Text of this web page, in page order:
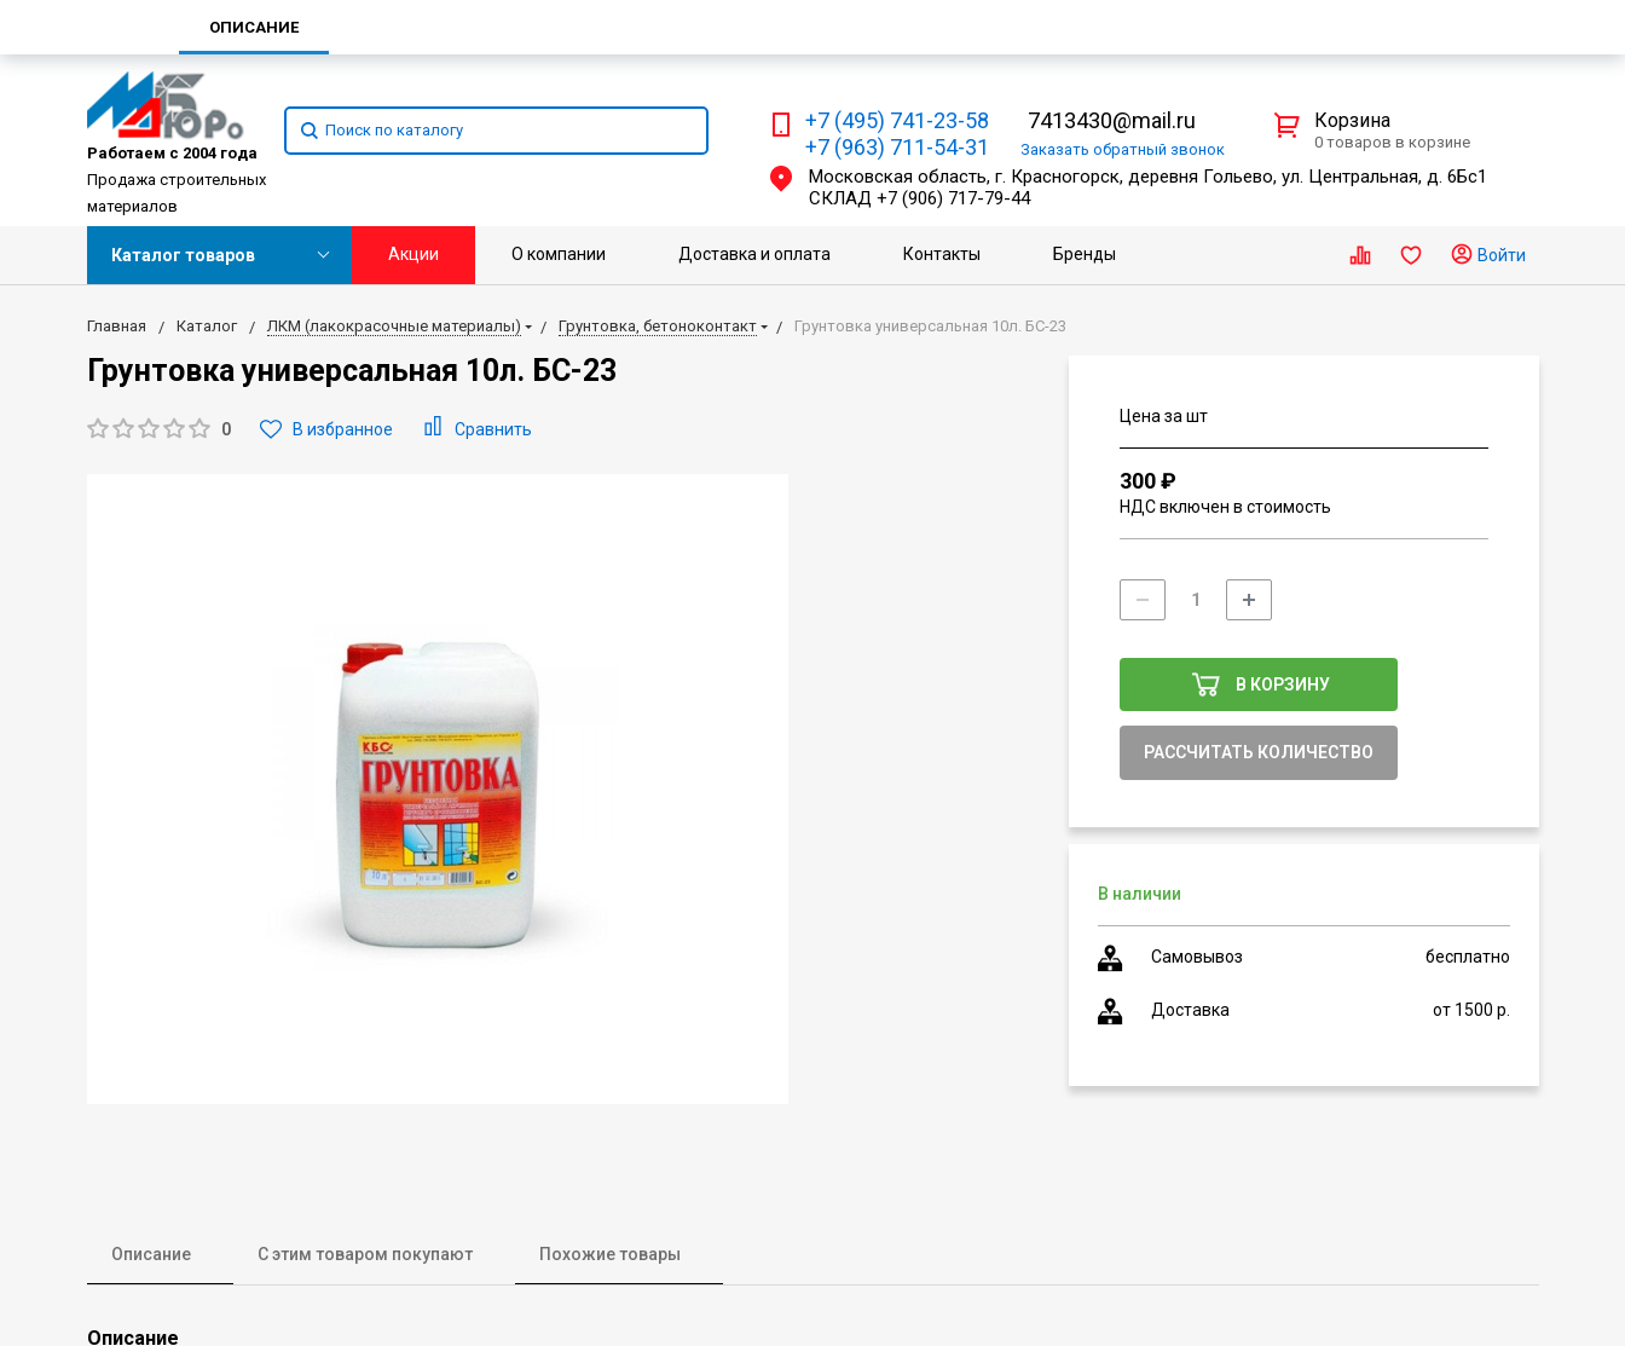
Работаем с 2004 года
Продажа строительных
материалов
+7 (495) 741-23-58
+7 (963) 711-54-31
7413430@mail.ru
Заказать обратный звонок
Московская область, г. Красногорск, деревня Гольево, ул. Центральная, д. 6Бс1
СКЛАД +7 (906) 717-79-44
Корзина
0 товаров в корзине
Каталог товаров Акции О компании Доставка и оплата Контакты Бренды Войти
Главная Каталог ЛКМ (лакокрасочные материалы) Грунтовка, бетоноконтакт Грунтовка универсальная 10л. БС-23
Грунтовка универсальная 10л. БС-23
0 В избранное Сравнить
Цена за шт
300 ₽
НДС включен в стоимость
В КОРЗИНУ
РАССЧИТАТЬ КОЛИЧЕСТВО
В наличии
Самовывоз бесплатно
Доставка от 1500 р.
Описание С этим товаром покупают Похожие товары
Описание
ОПИСАНИЕ